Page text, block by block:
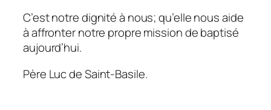
C’est notre dignité à nous; qu’elle nous aide
à affronter notre propre mission de baptisé
aujourd’hui.
Père Luc de Saint-Basile.